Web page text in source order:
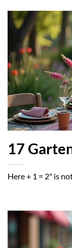
17
Here + 1 = 2" is